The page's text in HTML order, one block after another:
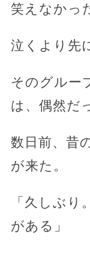
笑えなかっ
泣くより先
そのグルー
は、偶然だ
数日前、昔
が来た。
「久しぶ
がある」